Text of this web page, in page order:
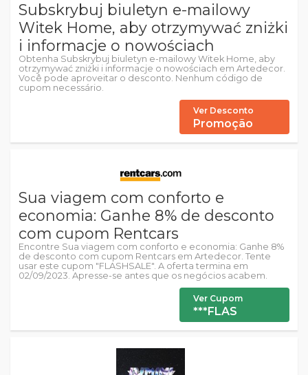
Subskrybuj biuletyn e-mailowy
Witek Home, aby otrzymywać zniżki
i informacje o nowościach
Obtenha Subskrybuj biuletyn e-mailowy Witek Home, aby
otrzymywać zniżki i informacje o nowościach em Artedecor.
Você pode aproveitar o desconto. Nenhum código de
cupom necessário.
Ver Desconto
Promoção
Sua viagem com conforto e
economia: Ganhe 8% de desconto
com cupom Rentcars
Encontre Sua viagem com conforto e economia: Ganhe 8%
de desconto com cupom Rentcars em Artedecor. Tente
usar este cupom "FLASHSALE". A oferta termina em
02/09/2023. Apresse-se antes que os negócios acabem.
Ver Cupom
***FLAS